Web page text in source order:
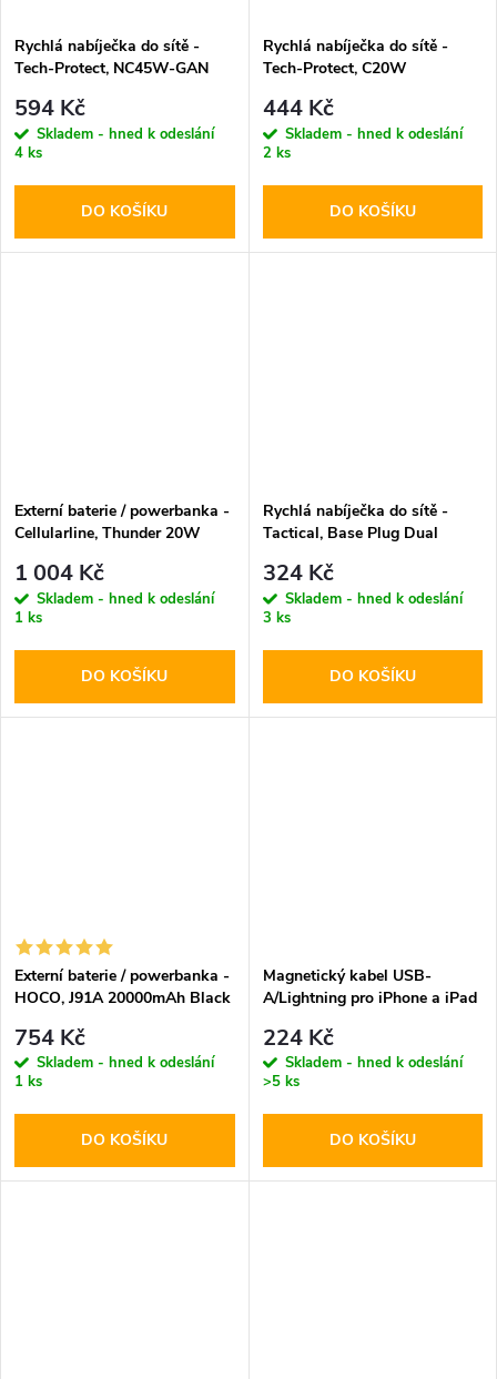
Rychlá nabíječka do sítě -
Tech-Protect, NC45W-GAN
594 Kč
Skladem - hned k odeslání
4 ks
DO KOŠÍKU
Rychlá nabíječka do sítě -
Tech-Protect, C20W
Lightning kabel
444 Kč
Skladem - hned k odeslání
2 ks
DO KOŠÍKU
Externí baterie / powerbanka -
Cellularline, Thunder 20W
1 004 Kč
Skladem - hned k odeslání
1 ks
DO KOŠÍKU
Rychlá nabíječka do sítě -
Tactical, Base Plug Dual
324 Kč
Skladem - hned k odeslání
3 ks
DO KOŠÍKU
Externí baterie / powerbanka -
HOCO, J91A 20000mAh Black
754 Kč
Skladem - hned k odeslání
1 ks
DO KOŠÍKU
Magnetický kabel USB-
A/Lightning pro iPhone a iPad
224 Kč
Skladem - hned k odeslání
>5 ks
DO KOŠÍKU